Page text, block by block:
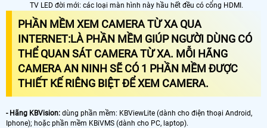
TV LED đời mới: các loại màn hình này hầu hết đều có cổng HDMI.
PHẦN MỀM XEM CAMERA TỪ XA QUA
INTERNET:LÀ PHẦN MỀM GIÚP NGƯỜI DÙNG CÓ
THỂ QUAN SÁT CAMERA TỪ XA. MỖI HÃNG
CAMERA AN NINH SẼ CÓ 1 PHẦN MỀM ĐƯỢC
THIẾT KẾ RIÊNG BIỆT ĐỂ XEM CAMERA.
- Hãng KBVision: dùng phần mềm: KBViewLite (dành cho điện thoại Android,
Iphone); hoặc phần mềm KBiVMS (dành cho PC, laptop).